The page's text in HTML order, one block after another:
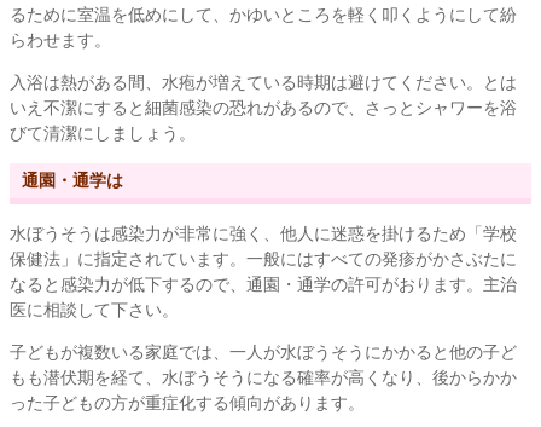
るために室温を低めにして、かゆいところを軽く叩くようにして紛
らわせます。
入浴は熱がある間、水疱が増えている時期は避けてください。とは
いえ不潔にすると細菌感染の恐れがあるので、さっとシャワーを浴
びて清潔にしましょう。
通園・通学は
水ぼうそうは感染力が非常に強く、他人に迷惑を掛けるため「学校
保健法」に指定されています。一般にはすべての発疹がかさぶたに
なると感染力が低下するので、通園・通学の許可がおります。主治
医に相談して下さい。
子どもが複数いる家庭では、一人が水ぼうそうにかかると他の子ど
もも潜伏期を経て、水ぼうそうになる確率が高くなり、後からかか
った子どもの方が重症化する傾向があります。